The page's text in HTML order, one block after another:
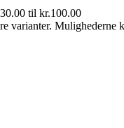
til kr.100.00
varianter. Mulighederne